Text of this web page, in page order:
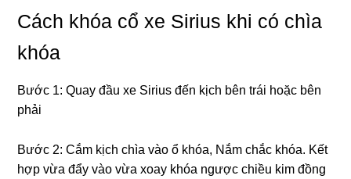
Cách khóa cổ xe Sirius khi có chìa
khóa
Bước 1: Quay đầu xe Sirius đến kịch bên trái hoặc bên
phải
Bước 2: Cắm kịch chìa vào ổ khóa, Nắm chắc khóa. Kết
hợp vừa đẩy vào vừa xoay khóa ngược chiều kim đồng